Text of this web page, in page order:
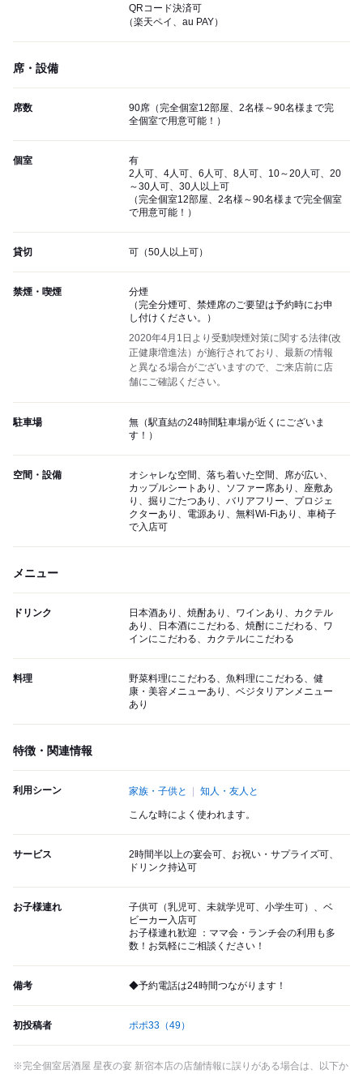
QRコード決済可
（楽天ペイ、au PAY）
席・設備
席数
90席（完全個室12部屋、2名様～90名様まで完
全個室で用意可能！）
個室
有
2人可、4人可、6人可、8人可、10～20人可、20
～30人可、30人以上可
（完全個室12部屋、2名様～90名様まで完全個室
で用意可能！）
貸切 可（50人以上可）
禁煙・喫煙
分煙
（完全分煙可、禁煙席のご要望は予約時にお申
し付けください。）
2020年4月1日より受動喫煙対策に関する法律(改
正健康増進法）が施行されており、最新の情報
と異なる場合がございますので、ご来店前に店
舗にご確認ください。
駐車場
無（駅直結の24時間駐車場が近くにございま
す！）
空間・設備
オシャレな空間、落ち着いた空間、席が広い、
カップルシートあり、ソファー席あり、座敷あ
り、掘りごたつあり、バリアフリー、プロジェ
クターあり、電源あり、無料Wi-Fiあり、車椅子
で入店可
メニュー
ドリンク
日本酒あり、焼酎あり、ワインあり、カクテル
あり、日本酒にこだわる、焼酎にこだわる、ワ
インにこだわる、カクテルにこだわる
料理
野菜料理にこだわる、魚料理にこだわる、健
康・美容メニューあり、ベジタリアンメニュー
あり
特徴・関連情報
利用シーン 家族・子供と 知人・友人と
こんな時によく使われます。
サービス
2時間半以上の宴会可、お祝い・サプライズ可、
ドリンク持込可
お子様連れ
子供可（乳児可、未就学児可、小学生可）、ベ
ビーカー入店可
お子様連れ歓迎 ：ママ会・ランチ会の利用も多
数！お気軽にご相談ください！
備考 ◆予約電話は24時間つながります！
初投稿者 ポポ33 （49）
※完全個室居酒屋 星夜の宴 新宿本店の店舗情報に誤りがある場合は、以下か